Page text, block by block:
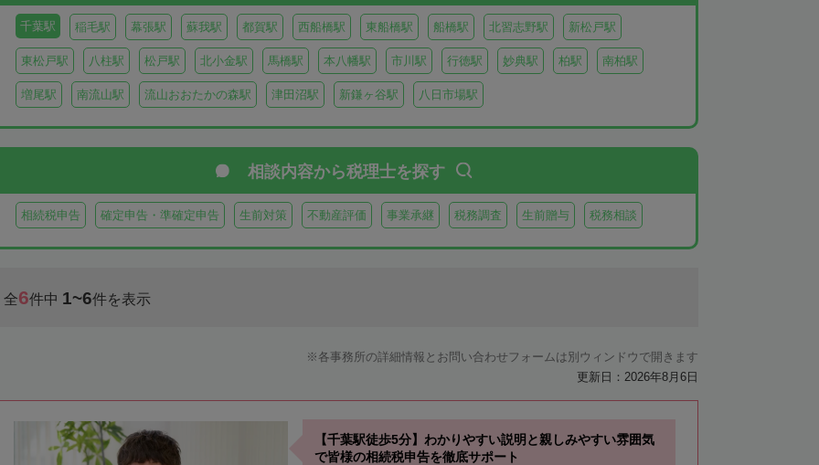
千葉駅 稲毛駅 幕張駅 蘇我駅 都賀駅 西船橋駅 東船橋駅 船橋駅 北習志野駅 新松戸駅
東松戸駅 八柱駅 松戸駅 北小金駅 馬橋駅 本八幡駅 市川駅 行徳駅 妙典駅 柏駅 南柏駅
増尾駅 南流山駅 流山おおたかの森駅 津田沼駅 新鎌ヶ谷駅 八日市場駅
相談内容から税理士を探す
相続税申告 確定申告・準確定申告 生前対策 不動産評価 事業承継 税務調査 生前贈与 税務相談
全6件中 1~6件を表示
各事務所の詳細情報とお問い合わせフォームは別ウィンドウで開きます
更新日：2026年8月6日
【千葉駅徒歩5分】わかりやすい説明と親しみやすい雰囲気
で皆様の相続税申告を徹底サポート